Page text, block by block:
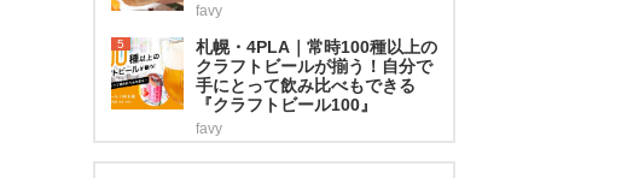
favy
5
札幌・4PLA｜常時100種以上の
クラフトビールが揃う！自分で
手にとって飲み比べもできる
『クラフトビール100』
favy